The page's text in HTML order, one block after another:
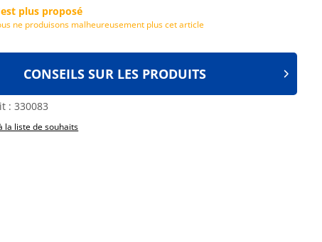
plus proposé
ne produisons malheureusement plus cet article
CONSEILS SUR LES PRODUITS
: 330083
la liste de souhaits